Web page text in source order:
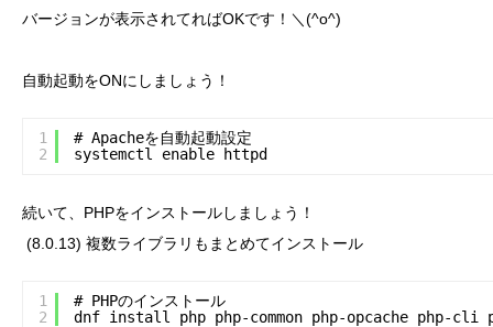
バージョンが表示されてればOKです！＼(^o^)
自動起動をONにしましょう！
1
2
# Apacheを自動起動設定
systemctl enable httpd
続いて、PHPをインストールしましょう！
(8.0.13) 複数ライブラリもまとめてインストール
1
2
# PHPのインストール
dnf install php php-common php-opcache php-cli